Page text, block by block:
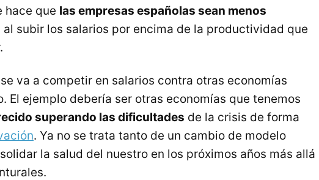
hace que las empresas españolas sean menos
al subir los salarios por encima de la productividad que
va a competir en salarios contra otras economías
El ejemplo debería ser otras economías que tenemos
superando las dificultades de la crisis de forma
. Ya no se trata tanto de un cambio de modelo
la salud del nuestro en los próximos años más allá